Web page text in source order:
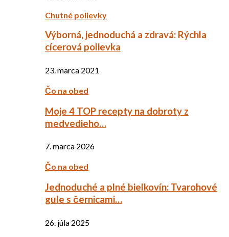
Chutné polievky
Výborná, jednoduchá a zdravá: Rýchla
cícerová polievka
23. marca 2021
Čo na obed
Moje 4 TOP recepty na dobroty z
medvedieho…
7. marca 2026
Čo na obed
Jednoduché a plné bielkovín: Tvarohové
gule s černicami…
26. júla 2025